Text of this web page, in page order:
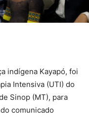
indígena Kayapó, foi
Intensiva (UTI) do
Sinop (MT), para
comunicado